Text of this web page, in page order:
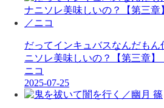
だってインキュバスなんだも
ニソレ美味しいの？【第三章】
ニコ
2025-07-25